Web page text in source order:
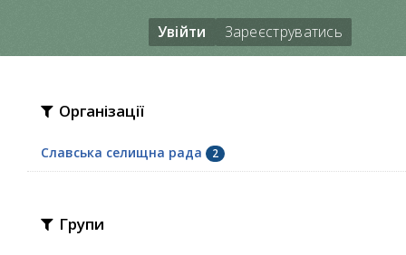
Увійти Зареєструватись
Організації
Славська селищна рада 2
Групи